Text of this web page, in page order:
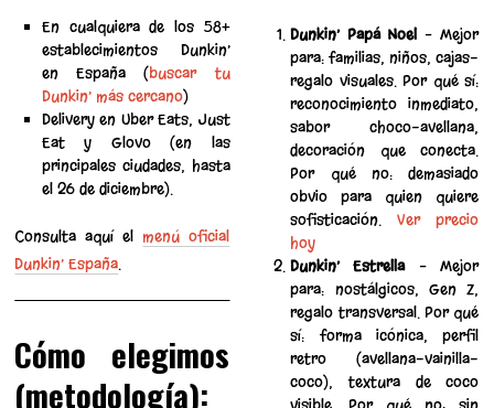
En cualquiera de los 58+
establecimientos Dunkin’
en España (buscar tu
Dunkin’ más cercano)
Delivery en Uber Eats, Just
Eat y Glovo (en las
principales ciudades, hasta
el 26 de diciembre).
Consulta aquí el menú oficial
Dunkin’ España.
Cómo elegimos
(metodología):
Dunkin’ Papá Noel – Mejor
para: familias, niños, cajas-
regalo visuales. Por qué sí:
reconocimiento inmediato,
sabor choco-avellana,
decoración que conecta.
Por qué no: demasiado
obvio para quien quiere
sofisticación.Ver precio
hoy
Dunkin’ Estrella– Mejor
para: nostálgicos, Gen Z,
regalo transversal. Por qué
sí: forma icónica, perfil
retro (avellana-vainilla-
coco), textura de coco